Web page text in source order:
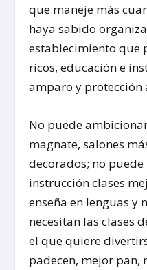
que maneje más
haya sabido
establecimiento que
ricos, educación e
amparo y protección
No puede
magnate, salones
decorados; no
instrucción clases
enseña en lenguas y
necesitan las clases
el que quiere
padecen, mejor pan,